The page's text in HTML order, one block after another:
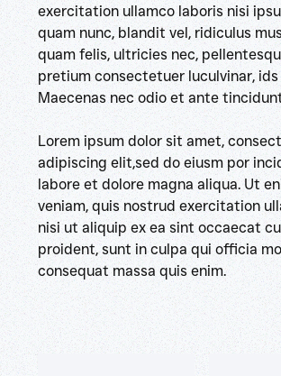
exercitation ullamco laboris nisi
quam nunc, blandit vel, ridiculus
quam felis, ultricies nec,
pretium consectetuer luculvinar, ids
Maecenas nec odio et ante
Lorem ipsum dolor sit amet,
adipiscing elit,sed do eiusm por
labore et dolore magna aliqua. Ut
veniam, quis nostrud exercitation
nisi ut aliquip ex ea sint occaecat
proident, sunt in culpa qui officia
consequat massa quis enim.